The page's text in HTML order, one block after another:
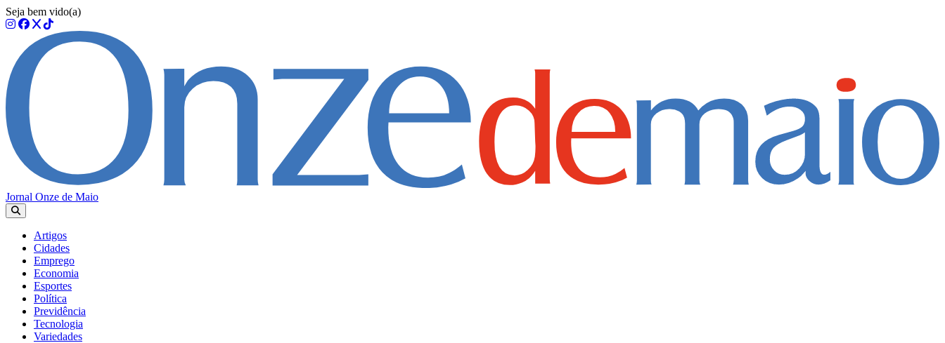
Seja bem vido(a)
Jornal Onze de Maio
Artigos
Cidades
Emprego
Economia
Esportes
Política
Previdência
Tecnologia
Variedades